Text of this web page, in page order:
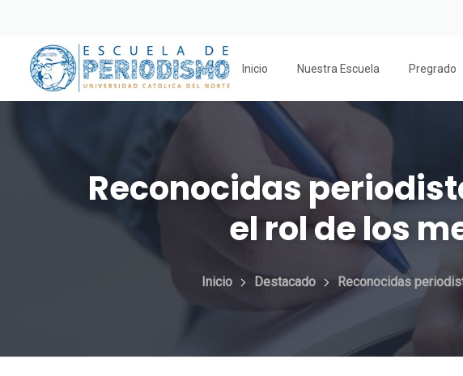
Inicio Nuestra Escuela Pregrado
Reconocidas
el rol de los
Inicio Destacado Reconocidas